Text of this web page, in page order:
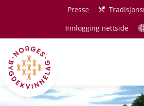
Hopp til hovedinnholdPresse
Innlogging nettside